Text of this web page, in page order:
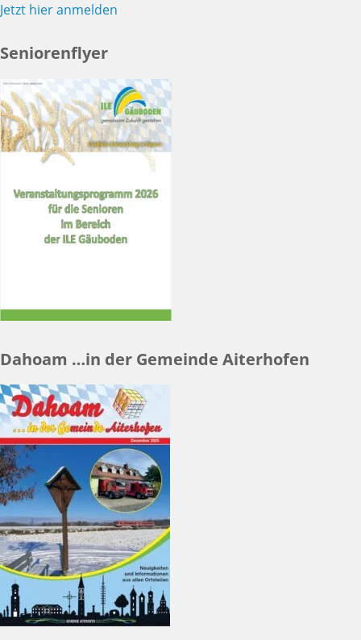
Jetzt hier anmelden
Seniorenflyer
Dahoam …in der Gemeinde Aiterhofen